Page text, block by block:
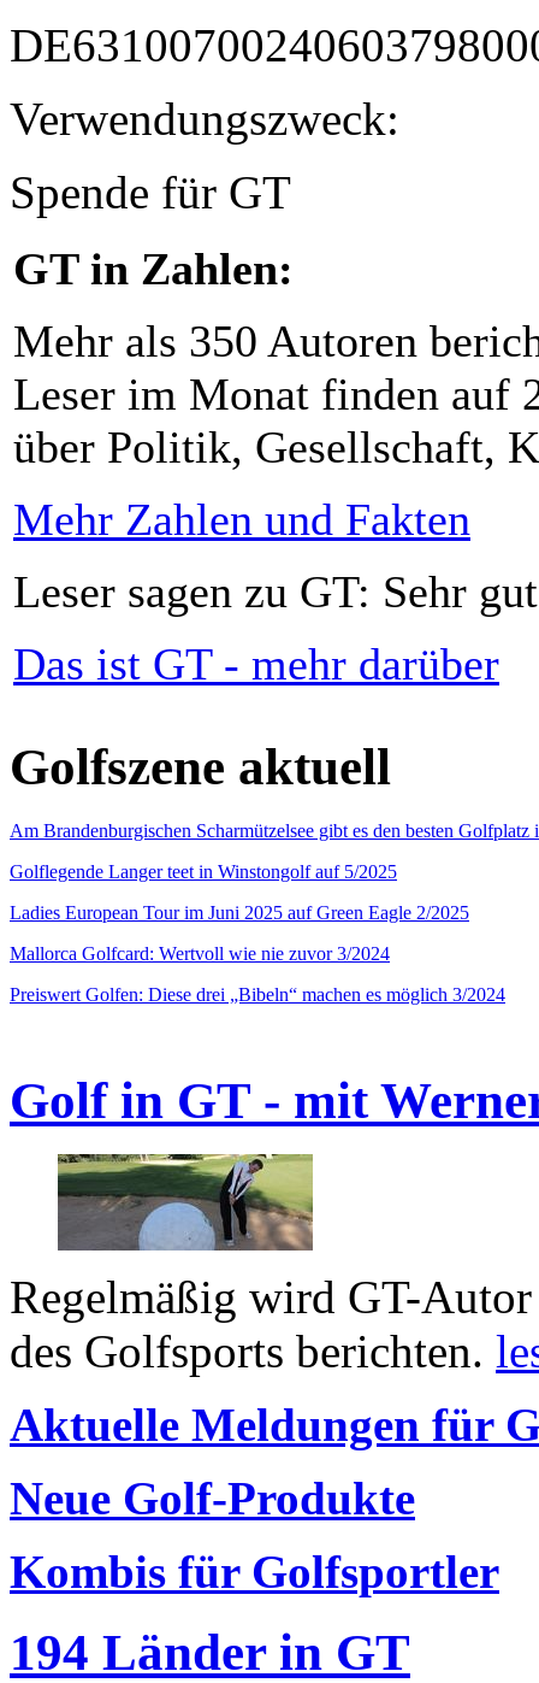
Verwendungszweck:
Spende für GT
GT in Zahlen:
Mehr als 350 Autoren
Leser im Monat finden auf
über Politik, Gesellschaft,
Mehr Zahlen und Fakten
Leser sagen zu GT: Sehr
Das ist GT - mehr darüber
Golfszene aktuell
Am Brandenburgischen Scharmützelsee gibt es den besten
Golflegende Langer teet in Winstongolf auf 5/2025
Ladies European Tour im Juni 2025 auf Green Eagle 2/2025
Mallorca Golfcard: Wertvoll wie nie zuvor 3/2024
Preiswert Golfen: Diese drei „Bibeln“ machen es möglich 3/2024
Golf in GT - mit
Regelmäßig wird GT-
des Golfsports berichten.
Aktuelle Meldungen für
Neue Golf-Produkte
Kombis für Golfsportler
194 Länder in GT